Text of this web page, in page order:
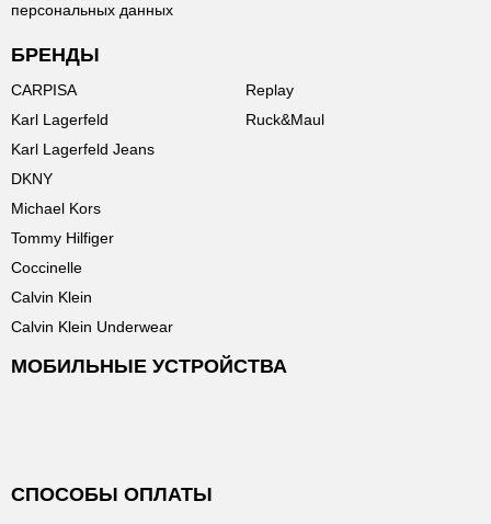
персональных данных
БРЕНДЫ
CARPISA
Karl Lagerfeld
Karl Lagerfeld Jeans
DKNY
Michael Kors
Tommy Hilfiger
Coccinelle
Calvin Klein
Calvin Klein Underwear
Replay
Ruck&Maul
МОБИЛЬНЫЕ УСТРОЙСТВА
СПОСОБЫ ОПЛАТЫ